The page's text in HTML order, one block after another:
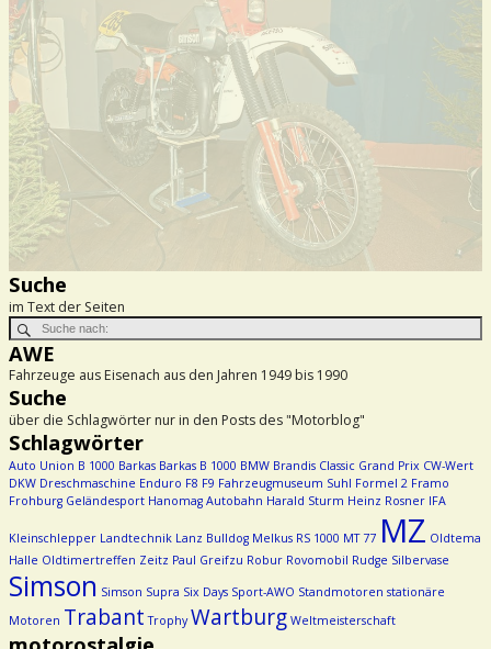
Suche
im Text der Seiten
AWE
Fahrzeuge aus Eisenach aus den Jahren 1949 bis 1990
Suche
über die Schlagwörter nur in den Posts des "Motorblog"
Schlagwörter
Auto Union B 1000 Barkas Barkas B 1000 BMW Brandis Classic Grand Prix CW-Wert
DKW Dreschmaschine Enduro F8 F9 Fahrzeugmuseum Suhl Formel 2 Framo
Frohburg Geländesport Hanomag Autobahn Harald Sturm Heinz Rosner IFA
Kleinschlepper Landtechnik Lanz Bulldog Melkus RS 1000 MT 77 MZ Oldtema
Halle Oldtimertreffen Zeitz Paul Greifzu Robur Rovomobil Rudge Silbervase
Simson Simson Supra Six Days Sport-AWO Standmotoren stationäre
Motoren Trabant Trophy Wartburg Weltmeisterschaft